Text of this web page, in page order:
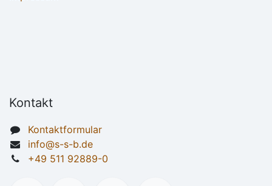
Kontakt
Kontaktformular
info@s-s-b.de
+49 511 92889-0